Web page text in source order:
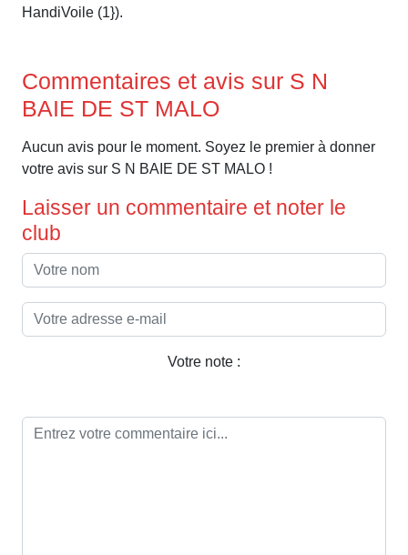
HandiVoile (1}).
Commentaires et avis sur S N
BAIE DE ST MALO
Aucun avis pour le moment. Soyez le premier à donner
votre avis sur S N BAIE DE ST MALO !
Laisser un commentaire et noter le
club
Votre note :